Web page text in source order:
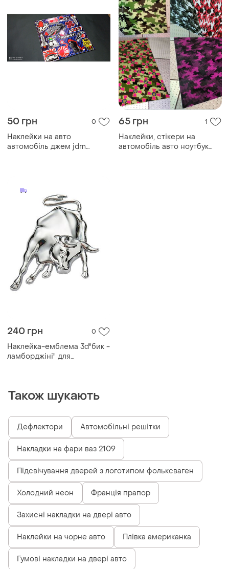
50 грн 0
Наклейки на авто
автомобіль джем jdm
65 грн 1
Наклейки, стікери на
автомобіль авто ноутбук
240 грн 0
Наклейка-емблема 3d"бик -
ламборджіні" для
Також шукають
Дефлектори Автомобільні решітки
Накладки на фари ваз 2109
Підсвічування дверей з логотипом фольксваген
Холодний неон Франція прапор
Захисні накладки на двері авто
Наклейки на чорне авто Плівка американка
Гумові накладки на двері авто